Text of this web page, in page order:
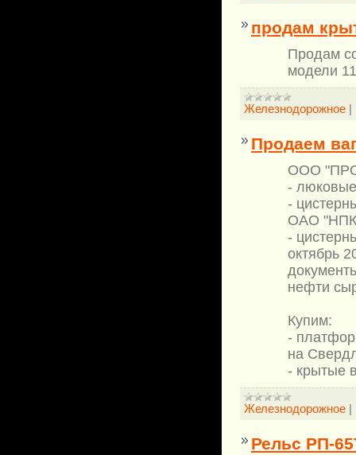
продам
Продам
модели
Железнодорожное |
Продаем
ООО
-
-
ОАО "НПК
-
октябрь
нефти
Купим:
-
на
- крытые
Железнодорожное |
Рельс РП-